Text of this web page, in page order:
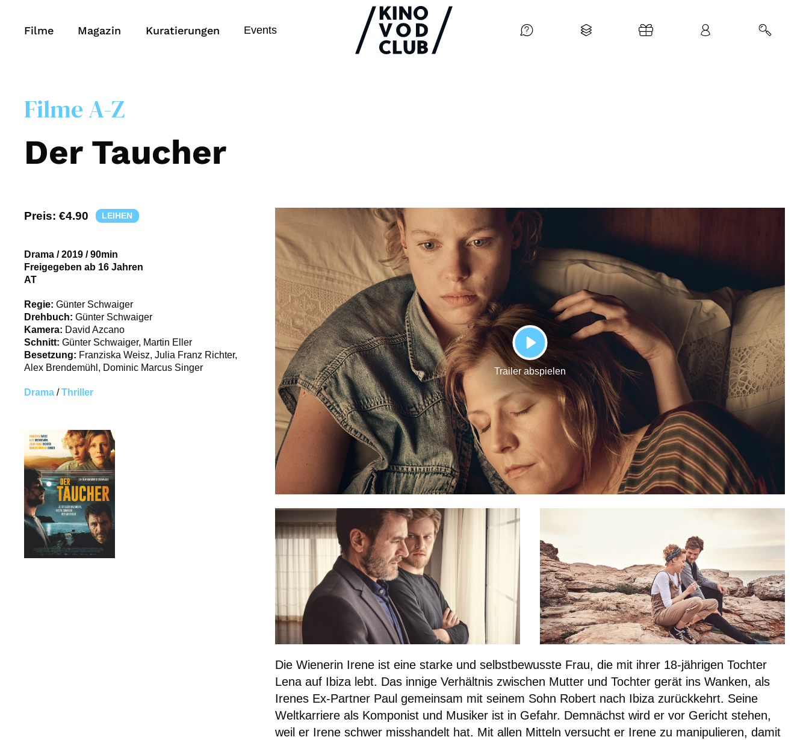
So geht’s
Filmpakete
Gutscheine
& Filmpässe
Account
Suche
Filme Magazin Kuratierungen Events
Filme A-Z
Der Taucher
Preis: €4.90 LEIHEN
PLAY
Trailer abspielen
Drama /2019 /90min
Freigegeben ab 16 Jahren
AT
Regie: Günter Schwaiger
Drehbuch: Günter Schwaiger
Kamera: David Azcano
Schnitt: Günter Schwaiger, Martin Eller
Besetzung: Franziska Weisz, Julia Franz Richter,
Alex Brendemühl, Dominic Marcus Singer
Drama /Thriller
Die Wienerin Irene ist eine starke und selbstbewusste Frau, die mit ihrer 18-jährigen Tochter
Lena auf Ibiza lebt. Das innige Verhältnis zwischen Mutter und Tochter gerät ins Wanken, als
Irenes Ex-Partner Paul gemeinsam mit seinem Sohn Robert nach Ibiza zurückkehrt. Seine
Weltkarriere als Komponist und Musiker ist in Gefahr. Demnächst wird er vor Gericht stehen,
weil er Irene schwer misshandelt hat. Mit allen Mitteln versucht er Irene zu manipulieren, damit